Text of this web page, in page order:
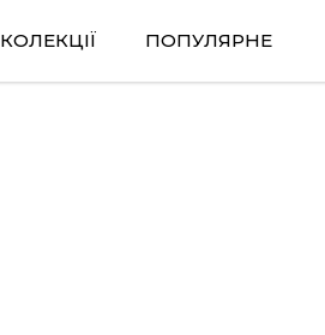
КОЛЕКЦІЇ ПОПУЛЯРНЕ